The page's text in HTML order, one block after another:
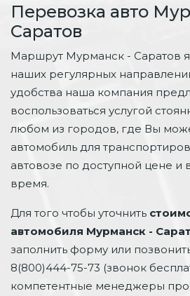
Перевозка авто
Саратов
Маршрут Мурманск - Саратов
наших регулярных
удобства наша компания
воспользоваться услугой
любом из городов, где Вы
автомобиль для
автовозе по доступной цене и
время.
Для того чтобы уточнить
автомобиля Мурманск -
заполнить форму или
8(800)444-75-73 (звонок
компетентные менеджеры